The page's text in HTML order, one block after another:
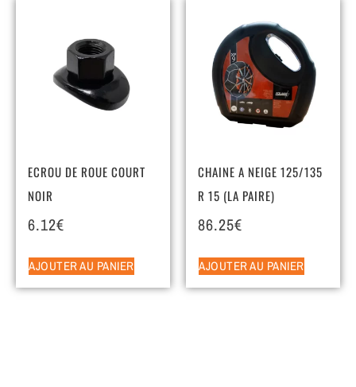
ECROU DE ROUE COURT
NOIR
6.12€
AJOUTER AU PANIER
CHAINE A NEIGE 125/135
R 15 (LA PAIRE)
86.25€
AJOUTER AU PANIER